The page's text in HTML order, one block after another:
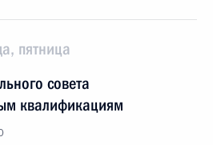
пятница
совета
квалификациям